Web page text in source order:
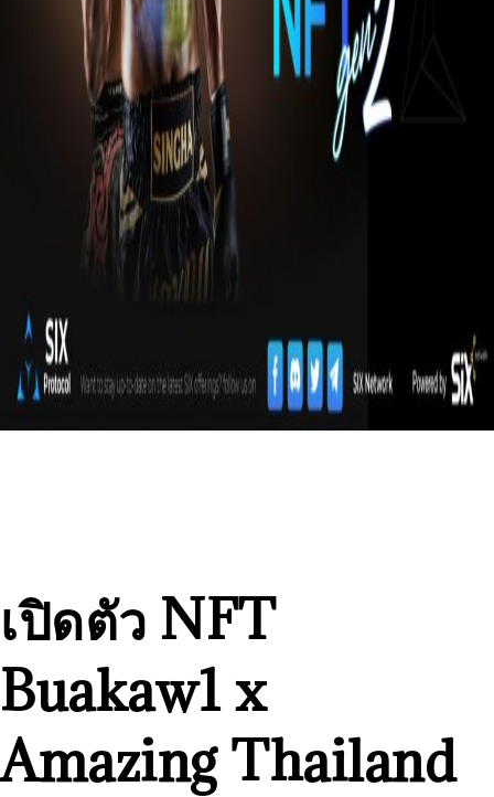
เปิดตัว NFT
Buakaw1 x
Amazing Thailand